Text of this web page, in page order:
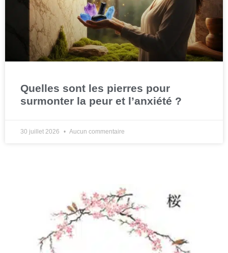
Quelles sont les pierres pour
surmonter la peur et l’anxiété ?
30 juillet 2026 Aucun commentaire